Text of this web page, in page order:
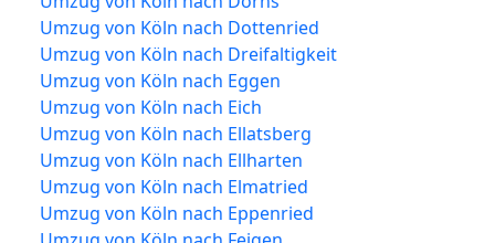
Umzug von Köln nach Dottenried
Umzug von Köln nach Dreifaltigkeit
Umzug von Köln nach Eggen
Umzug von Köln nach Eich
Umzug von Köln nach Ellatsberg
Umzug von Köln nach Ellharten
Umzug von Köln nach Elmatried
Umzug von Köln nach Eppenried